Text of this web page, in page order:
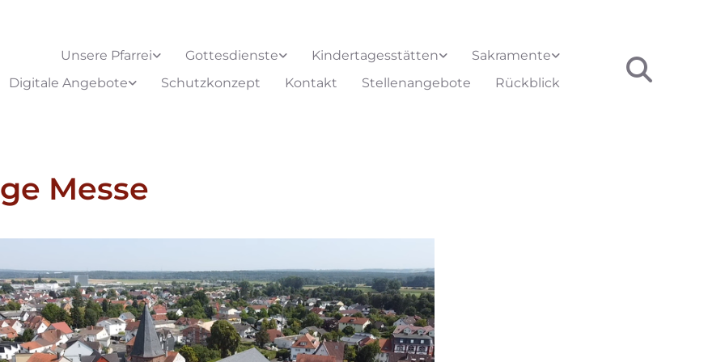
Unsere Pfarrei Gottesdienste Kindertagesstätten
Sakramente
Digitale Angebote
Schutzkonzept Kontakt Stellenangebote Rückblick
Messe